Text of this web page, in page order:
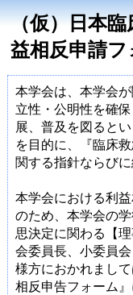
（仮）日本
益相反申請フ
本学会は、本学会
立性・公明性を確
展、普及を図ると
を目的に、『臨床
関する指針ならび
本学会における利
のため、本学会の
思決定に関わる【
会委員長、小委員
様方におかれまし
相反申告フォーム